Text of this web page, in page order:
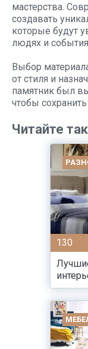
мастерства.
создавать
которые будут
людях и
Выбор
от стиля и
памятник был
чтобы
Читайте
130